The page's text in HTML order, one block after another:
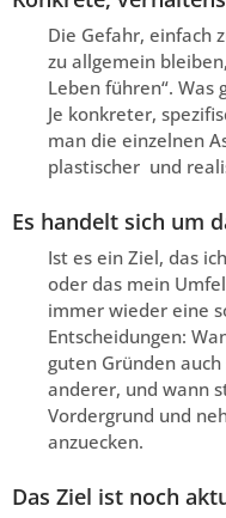
Die Gefahr, einfach
zu allgemein
Leben führen“. Was
Je konkreter,
man die einzelnen
plastischer und
Es handelt sich um
Ist es ein Ziel, das
oder das mein
immer wieder eine
Entscheidungen:
guten Gründen
anderer, und wann
Vordergrund und
anzuecken.
Das Ziel ist noch